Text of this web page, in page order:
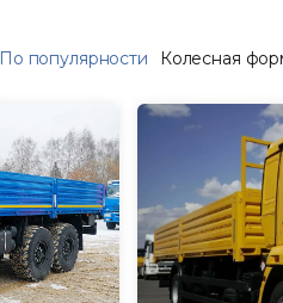
По популярности Колесная